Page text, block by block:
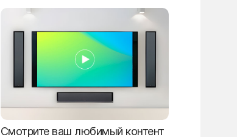
Смотрите ваш любимый контент